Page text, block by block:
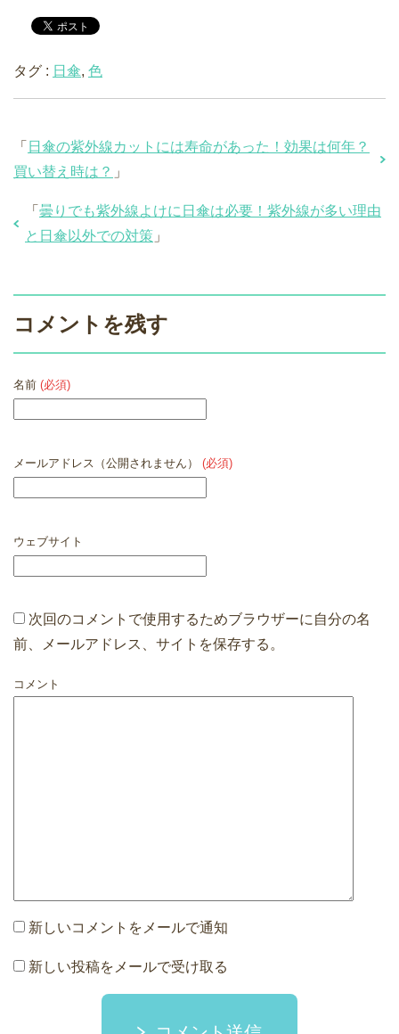
タグ : 日傘, 色
「 日傘の紫外線カットには寿命があった！効果は何年？
買い替え時は？ 」
「 曇りでも紫外線よけに日傘は必要！紫外線が多い理由
と日傘以外での対策 」
コメントを残す
名前 (必須)
メールアドレス（公開されません） (必須)
ウェブサイト
次回のコメントで使用するためブラウザーに自分の名
前、メールアドレス、サイトを保存する。
コメント
新しいコメントをメールで通知
新しい投稿をメールで受け取る